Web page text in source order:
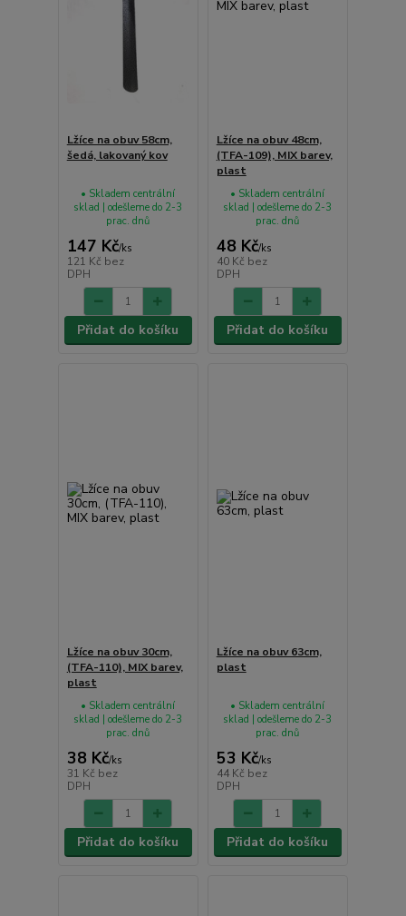
Lžíce na obuv 58cm,
šedá, lakovaný kov
147 Kč/ks
121 Kč bez
DPH
• Skladem centrální
sklad | odešleme do 2-3
prac. dnů
Přidat do košíku
Lžíce na obuv 48cm,
(TFA-109), MIX barev,
plast
48 Kč/ks
40 Kč bez
DPH
• Skladem centrální
sklad | odešleme do 2-3
prac. dnů
Přidat do košíku
Lžíce na obuv 30cm,
(TFA-110), MIX barev,
plast
38 Kč/ks
31 Kč bez
DPH
• Skladem centrální
sklad | odešleme do 2-3
prac. dnů
Přidat do košíku
Lžíce na obuv 63cm,
plast
53 Kč/ks
44 Kč bez
DPH
• Skladem centrální
sklad | odešleme do 2-3
prac. dnů
Přidat do košíku